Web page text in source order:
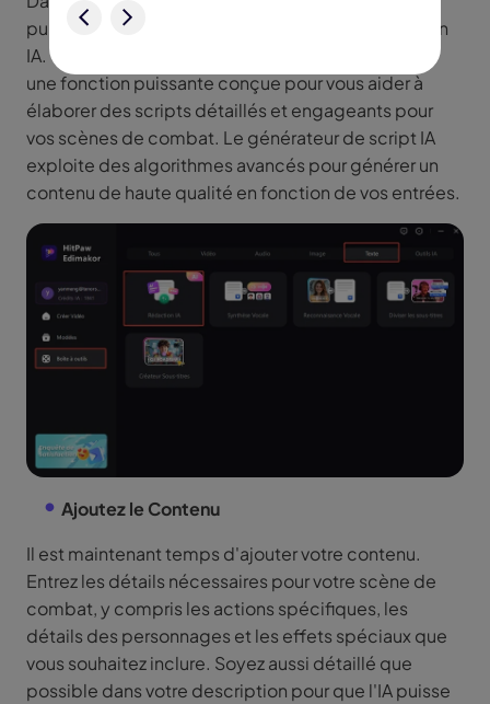
puis à la section Outils IA et sélectionnez Rédaction
IA. Cette action ouvrira le générateur de scripts IA,
une fonction puissante conçue pour vous aider à
élaborer des scripts détaillés et engageants pour
vos scènes de combat. Le générateur de script IA
exploite des algorithmes avancés pour générer un
contenu de haute qualité en fonction de vos entrées.
Ajoutez le Contenu
Il est maintenant temps d'ajouter votre contenu.
Entrez les détails nécessaires pour votre scène de
combat, y compris les actions spécifiques, les
détails des personnages et les effets spéciaux que
vous souhaitez inclure. Soyez aussi détaillé que
possible dans votre description pour que l'IA puisse